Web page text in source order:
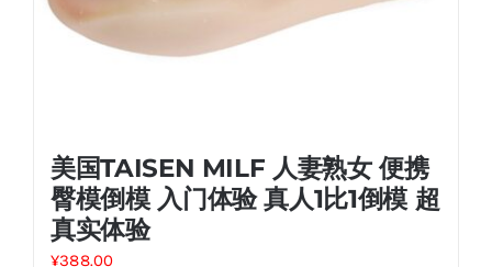
美国TAISEN MILF 人妻熟女 便携
臀模倒模 入门体验 真人1比1倒模 超
真实体验
¥388.00